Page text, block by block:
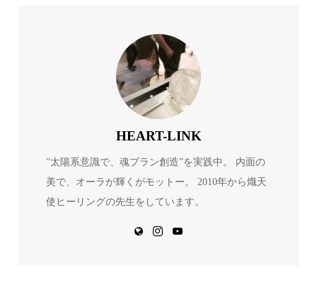
HEART-LINK
”太陽系意識で、魂プラン創造”を実践中。 内面の
美で、オーラが輝くがモットー。 2010年から熾天
使ヒーリングの先生をしています。